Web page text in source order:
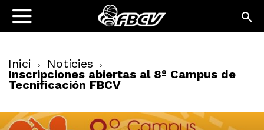
Inici Notícies
Inscripciones abiertas al 8º Campus de
Tecnificación FBCV